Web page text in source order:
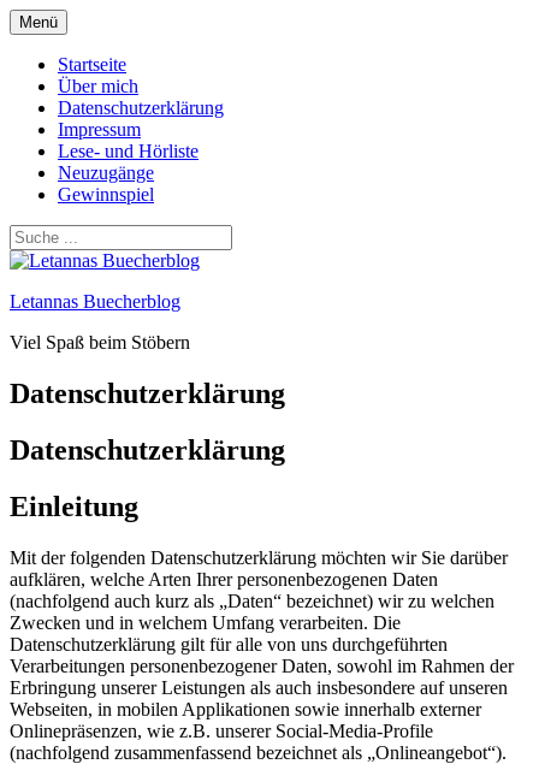
Zum
Inhalt
springen
Menü
Startseite
Über mich
Datenschutzerklärung
Impressum
Lese- und Hörliste
Neuzugänge
Gewinnspiel
Letannas Buecherblog
Viel Spaß beim Stöbern
Datenschutzerklärung
Datenschutzerklärung
Einleitung
Mit der folgenden Datenschutzerklärung möchten wir Sie darüber
aufklären, welche Arten Ihrer personenbezogenen Daten
(nachfolgend auch kurz als „Daten“ bezeichnet) wir zu welchen
Zwecken und in welchem Umfang verarbeiten. Die
Datenschutzerklärung gilt für alle von uns durchgeführten
Verarbeitungen personenbezogener Daten, sowohl im Rahmen der
Erbringung unserer Leistungen als auch insbesondere auf unseren
Webseiten, in mobilen Applikationen sowie innerhalb externer
Onlinepräsenzen, wie z.B. unserer Social-Media-Profile
(nachfolgend zusammenfassend bezeichnet als „Onlineangebot“).